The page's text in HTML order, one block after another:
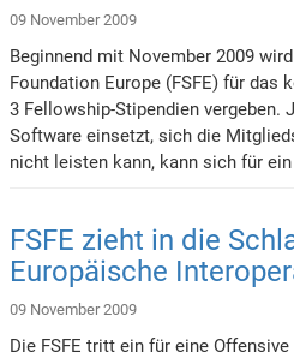
09 November 2009
Beginnend mit November 2009
Foundation Europe (FSFE) für das
3 Fellowship-Stipendien vergeben.
Software einsetzt, sich die
nicht leisten kann, kann sich für
FSFE zieht in die
Europäische
09 November 2009
Die FSFE tritt ein für eine